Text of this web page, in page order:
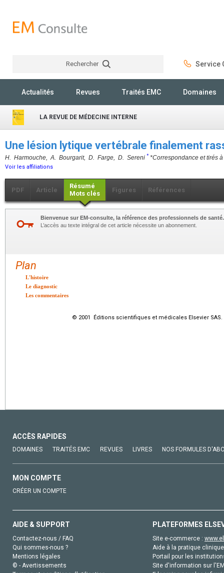
Rechercher Service
Actualités Revues Traités EMC Domaines
LA REVUE DE MÉDECINE INTERNE
Une lésion lytique vertébrale finalement
H. Harmouche, A. Bourgarit, D. Farge, D. Sereni * *Correspondance et tirés à
Voir les affiliations
PDF Article
Résumé
Mots clés
Figures Références
Bienvenue sur EM-consulte, la référence des professionnels de santé.
L’accès au texte intégral de cet article nécessite un abonnement.
Plan
L'histoire
Le diagnostic
Les commentaires
© 2001 Éditions scientifiques et médicales Elsevier SAS.
ACCÈS RAPIDES
DOMAINES TRAITÉS EMC REVUES LIVRES NOS FORMULES
MON COMPTE
CRÉER UN COMPTE
AIDE & SUPPORT
Contactez-nous / FAQ
Qui sommes-nous ?
Mentions légales
© - Avertissements
PLATEFORMES
Site e-commerce :
Aide à la pratique
Portail pour les
Site d'information sur